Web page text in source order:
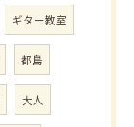
ギター教室
都島
大人